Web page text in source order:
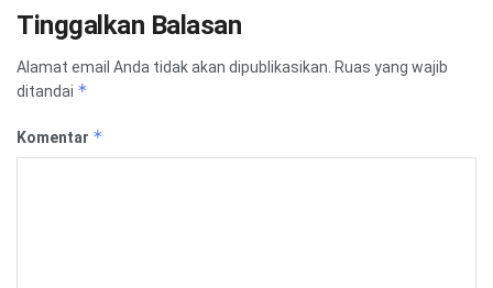
Tinggalkan Balasan
Alamat email Anda tidak akan dipublikasikan. Ruas yang wajib
ditandai *
Komentar *